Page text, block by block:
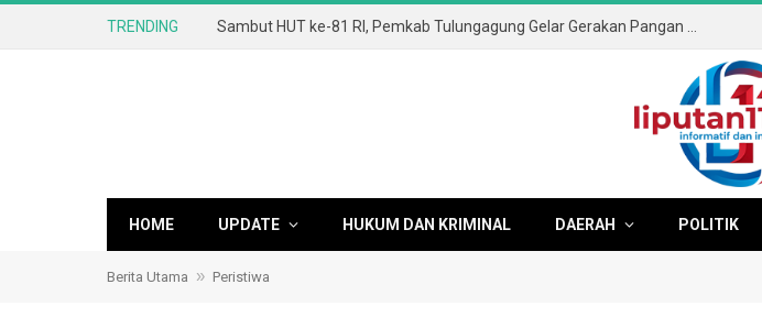
TRENDING
HOME UPDATE HUKUM DAN KRIMINAL DAERAH POLITIK
Berita Utama » Peristiwa